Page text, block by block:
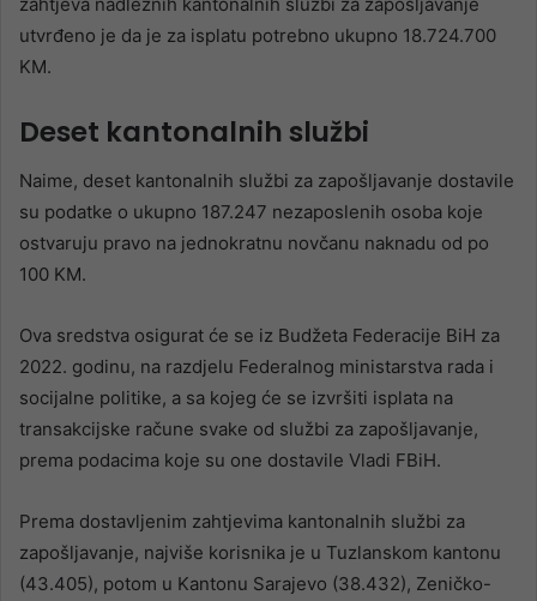
utvrđeno je da je za isplatu potrebno ukupno 18.724.700
KM.
Deset kantonalnih službi
Naime, deset kantonalnih službi za zapošljavanje dostavile
su podatke o ukupno 187.247 nezaposlenih osoba koje
ostvaruju pravo na jednokratnu novčanu naknadu od po
100 KM.
Ova sredstva osigurat će se iz Budžeta Federacije BiH za
2022. godinu, na razdjelu Federalnog ministarstva rada i
socijalne politike, a sa kojeg će se izvršiti isplata na
transakcijske račune svake od službi za zapošljavanje,
prema podacima koje su one dostavile Vladi FBiH.
Prema dostavljenim zahtjevima kantonalnih službi za
zapošljavanje, najviše korisnika je u Tuzlanskom kantonu
(43.405), potom u Kantonu Sarajevo (38.432), Zeničko-